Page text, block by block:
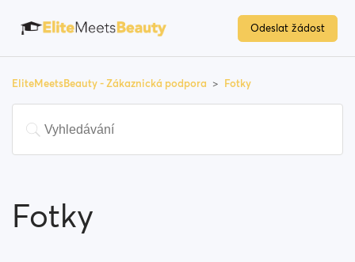
Odeslat žádost
EliteMeetsBeauty - Zákaznická podpora Fotky
Fotky